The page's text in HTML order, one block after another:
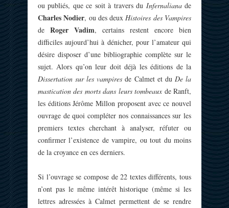
ou publiés, que ce soit à travers du Infernalianade
Charles Nodier, ou des deuxHistoires des Vampires
de Roger Vadim, certains restent encore bien
difficiles aujourd’hui à dénicher, pour l’amateur qui
désire disposer d’une bibliographie complète sur le
sujet. Alors qu’on leur doit déjà les éditions de la
Dissertation sur les vampires de Calmet et du De la
mastication des morts dans leurs tombeaux de Ranft,
les éditions Jérôme Millon proposent avec ce nouvel
ouvrage de quoi compléter nos connaissances sur les
premiers textes cherchant à analyser, réfuter ou
confirmer l’existence de vampire, ou tout du moins
de la croyance en ces derniers.
Si l’ouvrage se compose de 22 textes différents, tous
n’ont pas le même intérêt historique (même si les
lettres adressées à Calmet permettent de se rendre